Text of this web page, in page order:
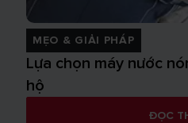
MẸO & GIẢI PHÁP
Lựa chọn máy nước
hộ
ĐỌC